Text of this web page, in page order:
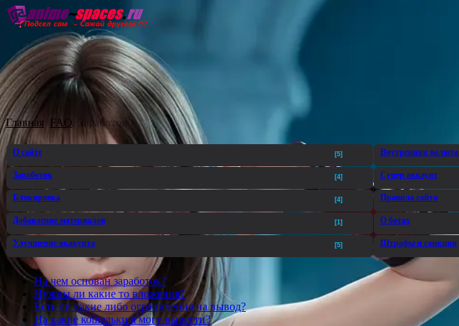
Онгоинги
Главная FAQ Заработок
О сайте [5] Внутренняя валюта
Заработок [4] Супер аккаунт
Блокировка [4] Правила сайта
Добавление материалов [1] О ботах
Улучшение акакунта [5] Штрафы и санкции
На чем основан заработок?
Нужны ли какие то вложения?
Есть ли какие либо ограничения на вывод?
На какие кошельки я могу вывести?